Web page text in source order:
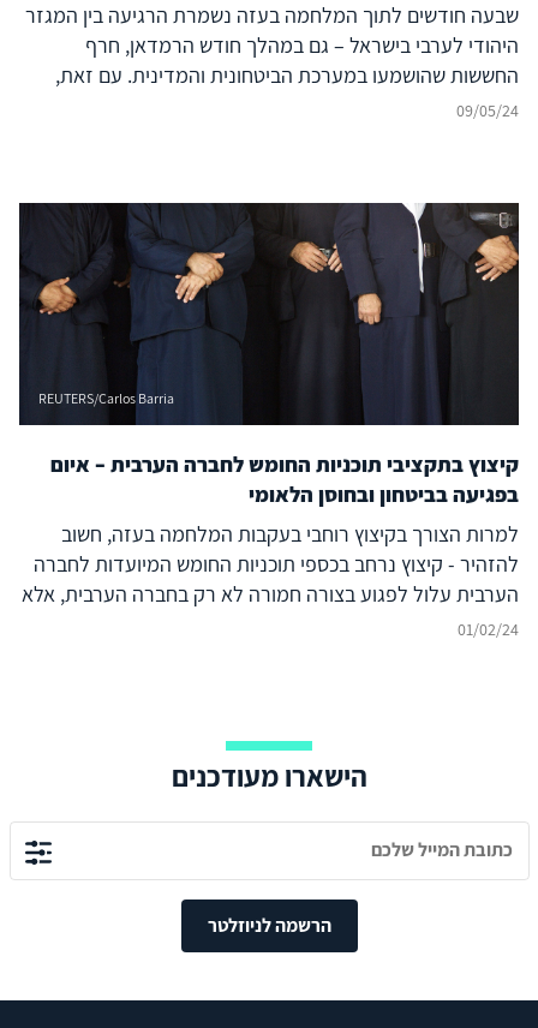
שבעה חודשים לתוך המלחמה בעזה נשמרת הרגיעה בין המגזר
היהודי לערבי בישראל – גם במהלך חודש הרמדאן, חרף
החששות שהושמעו במערכת הביטחונית והמדינית. עם זאת,
במציאות הקשה של המלחמה הנמשכת, צפות ועולות סכנות
09/05/24
REUTERS/Carlos Barria
קיצוץ בתקציבי תוכניות החומש לחברה הערבית – איום
בפגיעה בביטחון ובחוסן הלאומי
למרות הצורך בקיצוץ רוחבי בעקבות המלחמה בעזה, חשוב
להזהיר - קיצוץ נרחב בכספי תוכניות החומש המיועדות לחברה
הערבית עלול לפגוע בצורה חמורה לא רק בחברה הערבית, אלא
גם בכלכלה הישראלית ובביטחון המדינה
01/02/24
הישארו מעודכנים
הרשמה לניוזלטר